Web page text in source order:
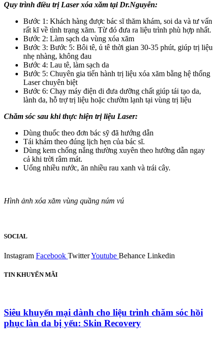
Quy trình điều trị Laser xóa xăm tại Dr.Nguyễn:
Bước 1: Khách hàng được bác sĩ thăm khám, soi da và tư vấn
rất kĩ về tình trạng xăm. Từ đó đưa ra liệu trình phù hợp nhất.
Bước 2: Làm sạch da vùng xóa xăm
Bước 3: Bước 5: Bôi tê, ủ tê thời gian 30-35 phút, giúp trị liệu
nhẹ nhàng, không đau
Bước 4: Lau tê, làm sạch da
Bước 5: Chuyên gia tiến hành trị liệu xóa xăm bằng hệ thống
Laser chuyên biệt
Bước 6: Chạy máy điện di đưa dưỡng chất giúp tái tạo da,
lành da, hỗ trợ trị liệu hoặc chườm lạnh tại vùng trị liệu
Chăm sóc sau khi thực hiện trị liệu Laser:
Dùng thuốc theo đơn bác sỹ đã hướng dẫn
Tái khám theo đúng lịch hẹn của bác sĩ.
Dùng kem chống nắng thường xuyên theo hướng dẫn ngay
cả khi trời râm mát.
Uống nhiều nước, ăn nhiều rau xanh và trái cây.
Hình ảnh xóa xăm vùng quầng núm vú
SOCIAL
Instagram Facebook TwitterYoutube Behance Linkedin
TIN KHUYẾN MÃI
Siêu khuyến mại dành cho liệu trình chăm sóc hồi
phục làn da bị yếu: Skin Recovery